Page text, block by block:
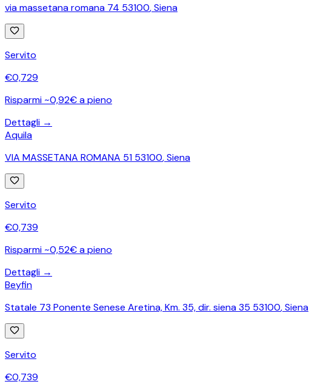
via massetana romana 74 53100,Siena
Servito
€0,729
Risparmi ~0,92€ a pieno
Dettagli →
Aquila
VIA MASSETANA ROMANA 51 53100,Siena
Servito
€0,739
Risparmi ~0,52€ a pieno
Dettagli →
Beyfin
Statale 73 Ponente Senese Aretina, Km. 35, dir. siena 35 53100,Siena
Servito
€0,739